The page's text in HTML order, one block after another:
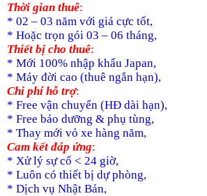
Thời gian thuê:
* 02 – 03 năm với giá cực tốt,
* Hoặc trọn gói 03 – 06 tháng,
Thiết bị cho thuê:
* Mới 100% nhập khẩu Japan,
* Máy đời cao (thuê ngắn hạn),
Chi phí hỗ trợ:
* Free vận chuyển (HĐ dài hạn),
* Free bảo dưỡng & phụ tùng,
* Thay mới vỏ xe hàng năm,
Cam kết đáp ứng:
* Xử lý sự cố < 24 giờ,
* Luôn có thiết bị dự phòng,
* Dịch vụ Nhật Bản,